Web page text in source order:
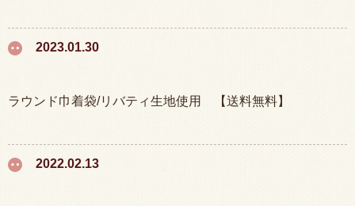
2023.01.30
ラウンド巾着袋/リバティ生地使用 【送料無料】
2022.02.13